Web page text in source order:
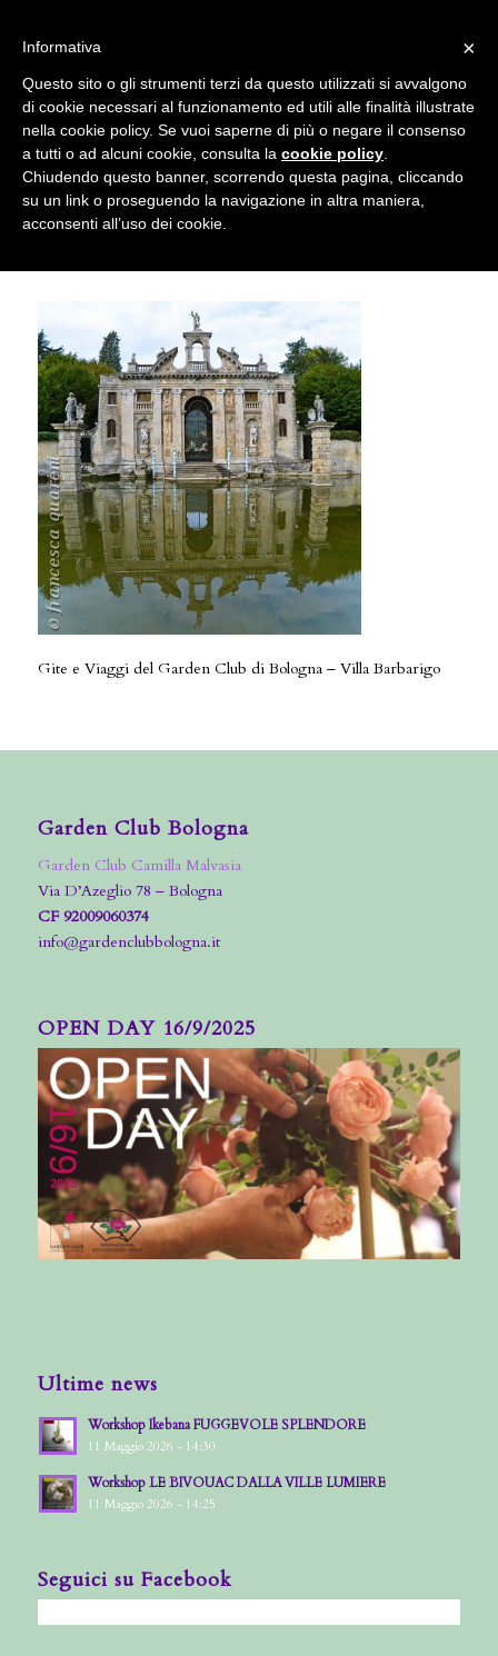
Gite e Viaggi del Garden Club di
Bologna – Villa Barbarigo
Gite e Viaggi del Garden Club di Bologna – Villa Barbarigo
Garden Club Bologna
Garden Club Camilla Malvasia
Via D’Azeglio 78 – Bologna
CF 92009060374
info@gardenclubbologna.it
OPEN DAY 16/9/2025
Ultime news
Workshop Ikebana FUGGEVOLE SPLENDORE
11 Maggio 2026 - 14:30
Workshop LE BIVOUAC DALLA VILLE LUMIERE
11 Maggio 2026 - 14:25
Seguici su Facebook
accetta l'uso dei cookies previsto nella pagina dedicata.
Fai clic per abilitare/disabilitare il tracciamento di
Google Analytics.
OK Privacy e cookie policy
×
Informativa
Questo sito o gli strumenti terzi da questo utilizzati si avvalgono
di cookie necessari al funzionamento ed utili alle finalità illustrate
nella cookie policy. Se vuoi saperne di più o negare il consenso
a tutti o ad alcuni cookie, consulta la cookie policy
Chiudendo questo banner, scorrendo questa pagina, cliccando
su un link o proseguendo la navigazione in altra maniera,
acconsenti all’uso dei cookie.